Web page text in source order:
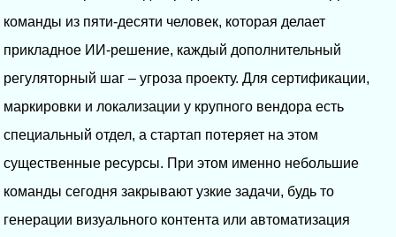
команды из пяти-десяти человек, которая делает
прикладное ИИ-решение, каждый дополнительный
регуляторный шаг – угроза проекту. Для сертификации,
маркировки и локализации у крупного вендора есть
специальный отдел, а стартап потеряет на этом
существенные ресурсы. При этом именно небольшие
команды сегодня закрывают узкие задачи, будь то
генерации визуального контента или автоматизация